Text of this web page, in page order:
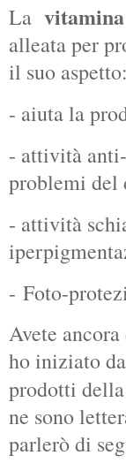
La
alleata per
il suo aspetto:
- aiuta la
- attività
problemi del
- attività
- Foto-
Avete
ho iniziato
prodotti della
ne sono
parlerò di